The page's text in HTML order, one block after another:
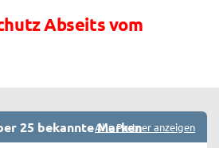
Abseits vom
25 bekannte MarkenAlle Partner anzeigen